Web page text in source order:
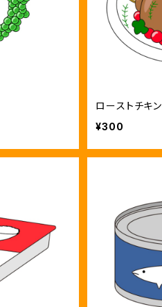
ローストチキン
¥300